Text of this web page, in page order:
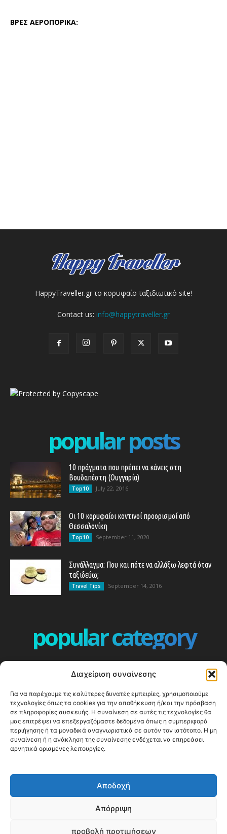
Διαχείριση συναίνεσης
Για να παρέχουμε τις καλύτερες δυνατές εμπειρίες, χρησιμοποιούμε
τεχνολογίες όπως τα cookies για την αποθήκευση ή/και την πρόσβαση
σε πληροφορίες συσκευής. Η συναίνεση σε αυτές τις τεχνολογίες θα
μας επιτρέψει να επεξεργαζόμαστε δεδομένα όπως η συμπεριφορά
περιήγησης ή τα μοναδικά αναγνωριστικά σε αυτόν τον ιστότοπο. Η μη
συναίνεση ή η ανάκληση της συναίνεσης ενδέχεται να επηρεάσει
αρνητικά ορισμένες λειτουργίες.
Αποδοχή
Απόρριψη
προβολή προτιμήσεων
ΒΡΕΣ ΑΕΡΟΠΟΡΙΚΑ:
HappyTraveller.gr το κορυφαίο ταξιδιωτικό site!
Contact us: info@happytraveller.gr
popular posts
10 πράγματα που πρέπει να κάνεις στη
Βουδαπέστη (Ουγγαρία)
Top10 July 22, 2016
Οι 10 κορυφαίοι κοντινοί προορισμοί από
Θεσσαλονίκη
Top10 September 11, 2020
Συνάλλαγμα: Που και πότε να αλλάξω λεφτά όταν
ταξιδεύω;
Travel Tips September 14, 2016
popular category
360
ΕΥΡΩΠΗ
332
ΚΟΣΜΟΣ - WORLD
328
Top10
303
Cool spots
ΝΗΣΙΑ
247
© Happy Traveller 2014-2025